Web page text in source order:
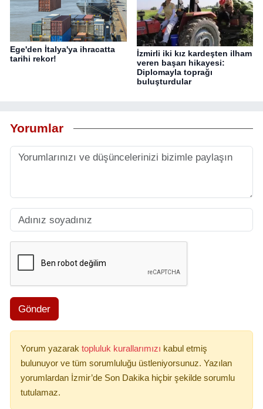
Ege'den İtalya'ya ihracatta
tarihi rekor!
İzmirli iki kız kardeşten ilham
veren başarı hikayesi:
Diplomayla toprağı
buluşturdular
Yorumlar
Gönder
Yorum yazarak topluluk kurallarımızı kabul etmiş
bulunuyor ve tüm sorumluluğu üstleniyorsunuz. Yazılan
yorumlardan İzmir’de Son Dakika hiçbir şekilde sorumlu
tutulamaz.